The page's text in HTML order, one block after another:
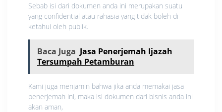
Sebab isi dari dokumen anda ini merupakan suatu
yang confidential atau rahasia yang tidak boleh di
ketahui oleh publik.
Baca Juga Jasa Penerjemah Ijazah
Tersumpah Petamburan
Kami juga menjamin bahwa jika anda memakai jasa
penerjemah ini, maka isi dokumen dari bisnis anda ini
akan aman,